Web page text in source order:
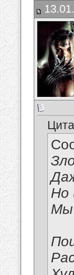
Но
Мы